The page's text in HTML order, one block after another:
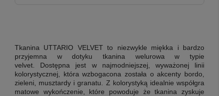
Tkanina UTTARIO VELVET to niezwykle miękka i bardzo
przyjemna w dotyku tkanina welurowa w typie
velvet. Dostępna jest w najmodniejszej, wyważonej linii
kolorystycznej, która wzbogacona została o akcenty bordo,
zieleni, musztardy i granatu. Z kolorystyką idealnie współgra
matowe wykończenie, które powoduje że tkanina zyskuje